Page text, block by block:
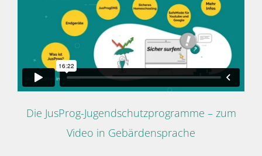
Die JusProg-Jugendschutzprogramme – zum
Video in Gebärdensprache